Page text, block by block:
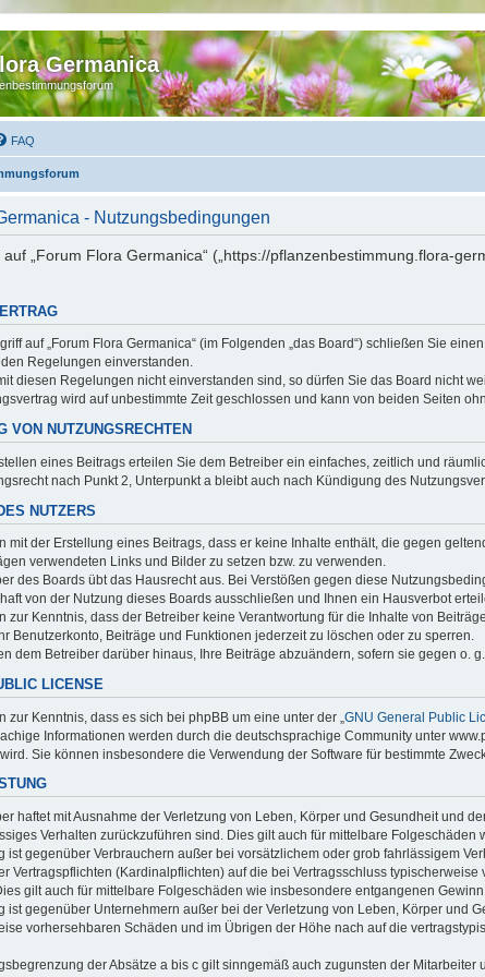
Germanica
FAQ
- Nutzungsbedingungen
„Forum Flora Germanica“ („https://pflanzenbestimmung.flora-
auf „Forum Flora Germanica“ (im Folgenden „das Board“) schließen Sie
Regelungen einverstanden.
diesen Regelungen nicht einverstanden sind, so dürfen Sie das Board nicht
wird auf unbestimmte Zeit geschlossen und kann von beiden Seiten
VON NUTZUNGSRECHTEN
eines Beitrags erteilen Sie dem Betreiber ein einfaches, zeitlich und
nach Punkt 2, Unterpunkt a bleibt auch nach Kündigung des
NUTZERS
mit der Erstellung eines Beitrags, dass er keine Inhalte enthält, die gegen
verwendeten Links und Bilder zu setzen bzw. zu verwenden.
des Boards übt das Hausrecht aus. Bei Verstößen gegen diese
von der Nutzung dieses Boards ausschließen und Ihnen ein Hausverbot
zur Kenntnis, dass der Betreiber keine Verantwortung für die Inhalte von
Benutzerkonto, Beiträge und Funktionen jederzeit zu löschen oder zu sperren.
dem Betreiber darüber hinaus, Ihre Beiträge abzuändern, sofern sie gegen
LICENSE
zur Kenntnis, dass es sich bei phpBB um eine unter der „ GNU General Public
Informationen werden durch die deutschsprachige Community unter
Sie können insbesondere die Verwendung der Software für bestimmte
haftet mit Ausnahme der Verletzung von Leben, Körper und Gesundheit und
Verhalten zurückzuführen sind. Dies gilt auch für mittelbare
ist gegenüber Verbrauchern außer bei vorsätzlichem oder grob fahrlässigem
Vertragspflichten (Kardinalpflichten) auf die bei Vertragsschluss
gilt auch für mittelbare Folgeschäden wie insbesondere entgangenen
ist gegenüber Unternehmern außer bei der Verletzung von Leben, Körper und
vorhersehbaren Schäden und im Übrigen der Höhe nach auf die
der Absätze a bis c gilt sinngemäß auch zugunsten der